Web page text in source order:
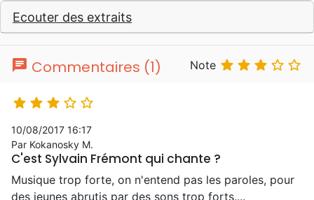
Ecouter des extraits
chat Commentaires (1) Note     
    
10/08/2017 16:17
Par Kokanosky M.
C'est Sylvain Frémont qui chante ?
Musique trop forte, on n'entend pas les paroles, pour
des jeunes abrutis par des sons trop forts....